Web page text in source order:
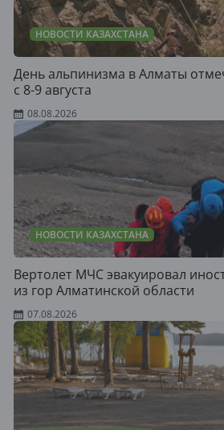
НОВОСТИ КАЗАХСТАНА
День альпинизма в Алматы
с 8-9 августа
08.08.2026
НОВОСТИ КАЗАХСТАНА
Вертолет МЧС эвакуировал
из гор Алматинской области
07.08.2026